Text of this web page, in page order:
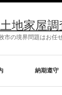
地家屋
市の境界問題はお任
納期遵守